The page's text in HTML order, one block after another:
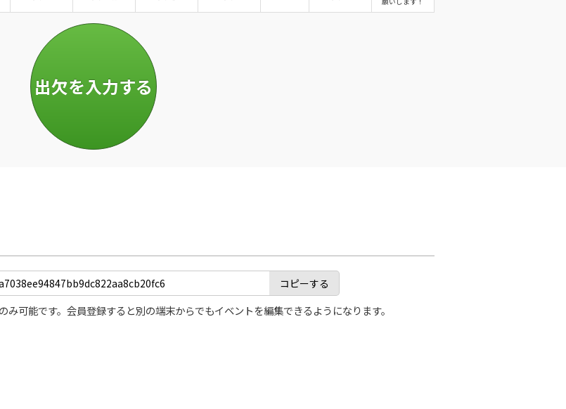
コピーする
可能です。会員登録すると別の端末からでもイベントを編集できるようになります。